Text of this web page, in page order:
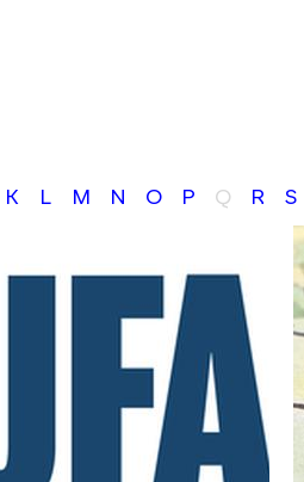
K L M N O P Q R S